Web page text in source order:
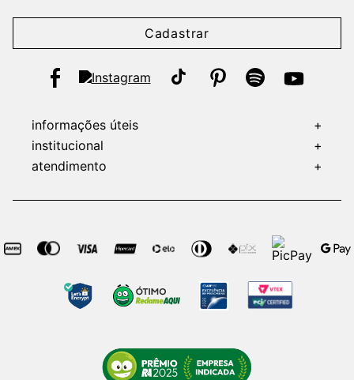
Cadastrar
informações úteis
+
institucional
+
atendimento
+